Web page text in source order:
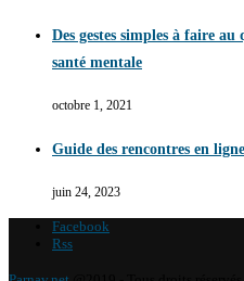
Des gestes simples à faire
santé mentale
octobre 1, 2021
Guide des rencontres en
juin 24, 2023
Facebook
Rss